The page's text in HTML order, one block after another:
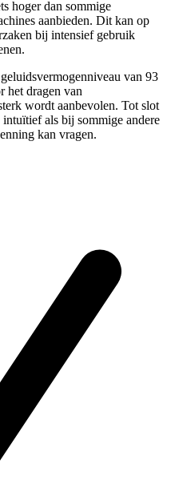
hoger dan sommige
aanbieden. Dit kan op
bij intensief gebruik
van 93
het dragen van
wordt aanbevolen. Tot slot
als bij sommige andere
kan vragen.